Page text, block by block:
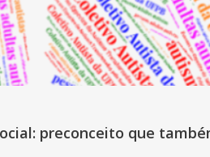
preconceito que